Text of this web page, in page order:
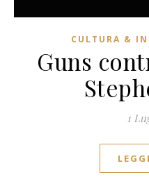
CULTURA &
Guns
1